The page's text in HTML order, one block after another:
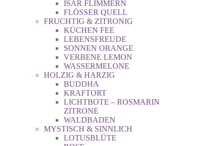
ISAR FLIMMERN
FLÖSSER QUELL
FRUCHTIG & ZITRONIG
KÜCHEN FEE
LEBENSFREUDE
SONNEN ORANGE
VERBENE LEMON
WASSERMELONE
HOLZIG & HARZIG
BUDDHA
KRAFTORT
LICHTBOTE – ROSMARIN
ZITRONE
WALDBADEN
MYSTISCH & SINNLICH
LOTUSBLÜTE